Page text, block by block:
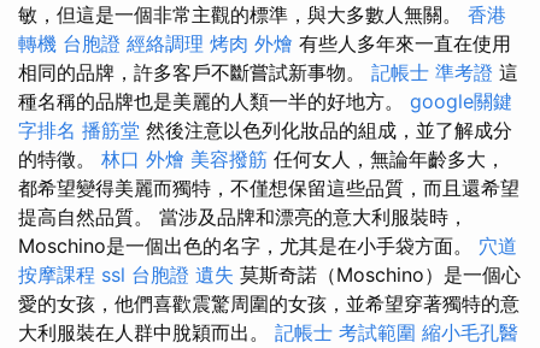
敏，但這是一個非常主觀的標準，與大多數人無關。 香港
轉機 台胞證 經絡調理 烤肉 外燴 有些人多年來一直在使用
相同的品牌，許多客戶不斷嘗試新事物。 記帳士 準考證 這
種名稱的品牌也是美麗的人類一半的好地方。 google關鍵
字排名 播筋堂 然後注意以色列化妝品的組成，並了解成分
的特徵。 林口 外燴 美容撥筋 任何女人，無論年齡多大，
都希望變得美麗而獨特，不僅想保留這些品質，而且還希望
提高自然品質。 當涉及品牌和漂亮的意大利服裝時，
Moschino是一個出色的名字，尤其是在小手袋方面。 穴道
按摩課程 ssl 台胞證 遺失 莫斯奇諾（Moschino）是一個心
愛的女孩，他們喜歡震驚周圍的女孩，並希望穿著獨特的意
大利服裝在人群中脫穎而出。 記帳士 考試範圍 縮小毛孔醫